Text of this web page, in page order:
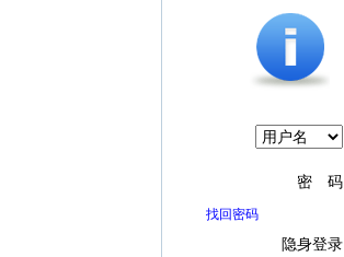
密 码
找回密码
隐身登录